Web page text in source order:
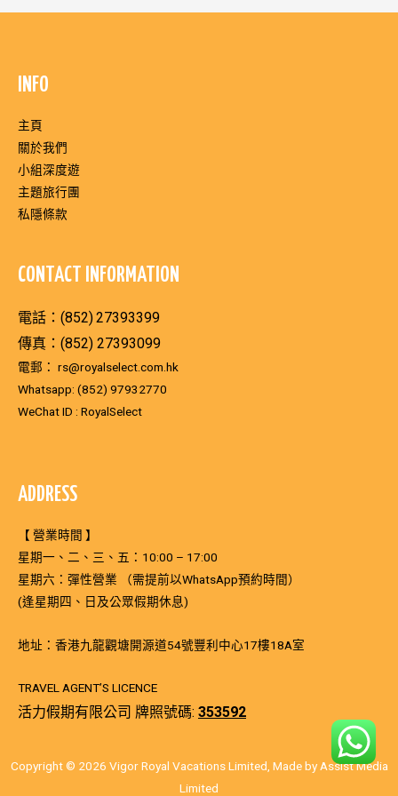
INFO
主頁
關於我們
小組深度遊
主題旅行團
私隱條款
CONTACT INFORMATION
電話：(852)27393399
傳真：(852) 27393099
電郵： rs@royalselect.com.hk
Whatsapp: (852) 97932770
WeChat ID : RoyalSelect
ADDRESS
【 營業時間 】
星期一、二、三、五：10:00 – 17:00
星期六：彈性營業 （需提前以WhatsApp預約時間）
(逢星期四、日及公眾假期休息)
地址：香港九龍觀塘開源道54號豐利中心17樓18A室
TRAVEL AGENT’S LICENCE
活力假期有限公司 牌照號碼: 353592
Copyright © 2026 Vigor Royal Vacations Limited, Made by Assist Media
Limited